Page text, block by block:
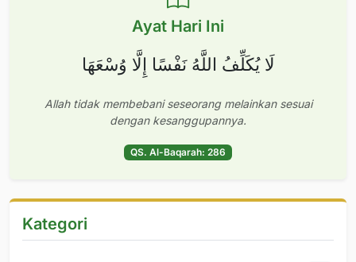
Ayat Hari Ini
لَا يُكَلِّفُ اللَّهُ نَفْسًا إِلَّا وُسْعَهَا
Allah tidak membebani seseorang melainkan sesuai
dengan kesanggupannya.
QS. Al-Baqarah: 286
Kategori